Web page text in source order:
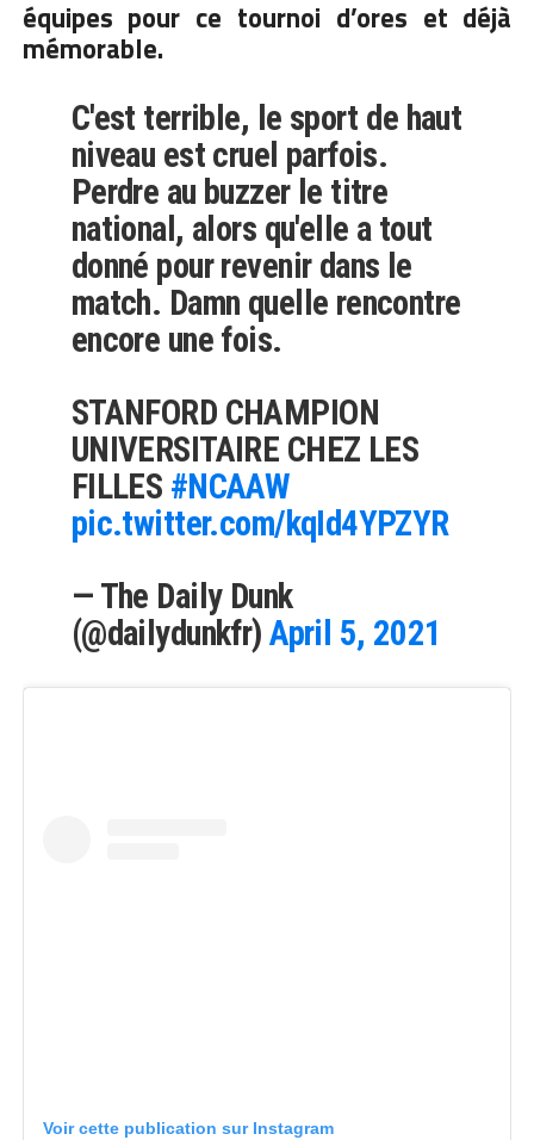
équipes pour ce tournoi d’ores et déjà
mémorable.
C'est terrible, le sport de haut
niveau est cruel parfois.
Perdre au buzzer le titre
national, alors qu'elle a tout
donné pour revenir dans le
match. Damn quelle rencontre
encore une fois.
STANFORD CHAMPION
UNIVERSITAIRE CHEZ LES
FILLES #NCAAW
pic.twitter.com/kqId4YPZYR
— The Daily Dunk
(@dailydunkfr)April 5, 2021
Voir cette publication sur Instagram